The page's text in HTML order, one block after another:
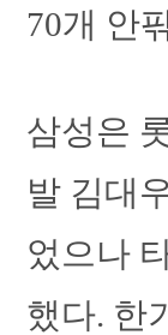
70개 안
삼성은
발 김대
었으나
했다. 한